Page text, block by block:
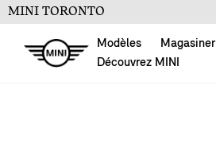
MINI TORONTO
Modèles Magasiner
Découvrez MINI